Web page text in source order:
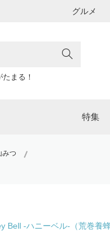
グルメ
まる！
特集
みつ
Bell -ハニーベル-（荒巻養